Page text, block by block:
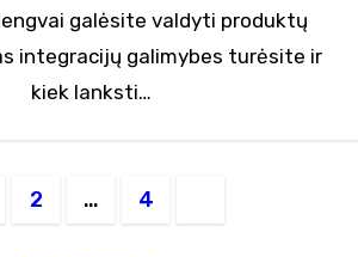
galėsite valdyti produktų
integracijų galimybes turėsite ir
kiek lanksti…
2 … 4